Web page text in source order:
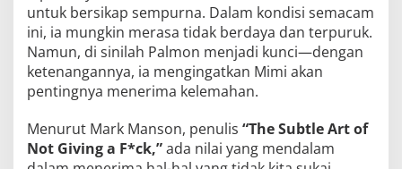
untuk bersikap sempurna. Dalam kondisi semacam
ini, ia mungkin merasa tidak berdaya dan terpuruk.
Namun, di sinilah Palmon menjadi kunci—dengan
ketenangannya, ia mengingatkan Mimi akan
pentingnya menerima kelemahan.
Menurut Mark Manson, penulis “The Subtle Art of
Not Giving a F*ck,”ada nilai yang mendalam